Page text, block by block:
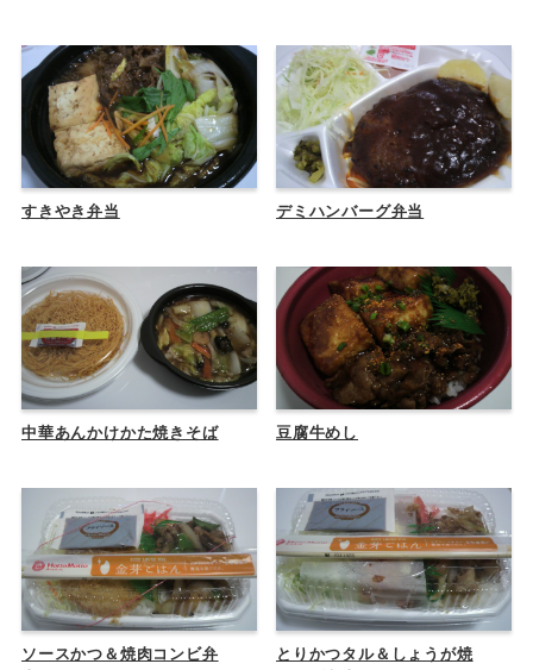
すきやき弁当 デミハンバーグ弁当
中華あんかけかた焼きそば 豆腐牛めし
ソースかつ＆焼肉コンビ弁
とりかつタル＆しょうが焼